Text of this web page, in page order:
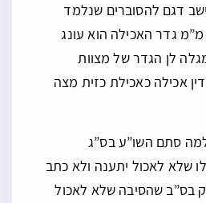
דגם להסוברים שנלמד
גדר האכילה הוא עונג
לן הגדר של מצוות
אכילה כאכילת כזית מצה
למה סתם השו”ע בס”ג
שלא לאכול יתענה ולא כתב
בס”ב שהסיבה שלא לאכול